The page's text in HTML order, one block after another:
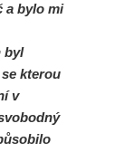
a bylo mi
byl
kterou
v